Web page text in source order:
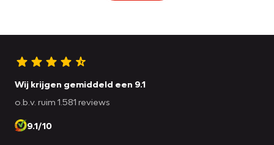
Wij krijgen gemiddeld een 9.1
o.b.v. ruim 1.581 reviews
9.1/10